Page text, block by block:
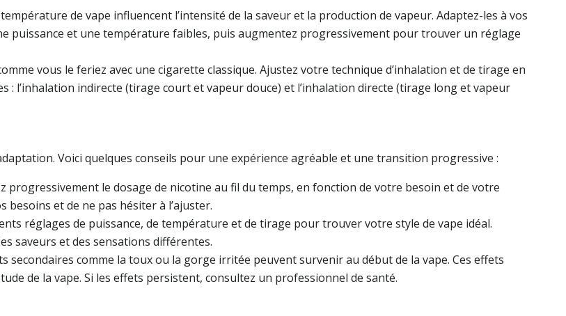
de vape influencent l’intensité de la saveur et la production de vapeur. Adaptez-les à vos
puissance et une température faibles, puis augmentez progressivement pour trouver un réglage
vous le feriez avec une cigarette classique. Ajustez votre technique d’inhalation et de tirage en
: l’inhalation indirecte (tirage court et vapeur douce) et l’inhalation directe (tirage long et vapeur
Voici quelques conseils pour une expérience agréable et une transition progressive :
progressivement le dosage de nicotine au fil du temps, en fonction de votre besoin et de votre
et de ne pas hésiter à l’ajuster.
réglages de puissance, de température et de tirage pour trouver votre style de vape idéal.
saveurs et des sensations différentes.
secondaires comme la toux ou la gorge irritée peuvent survenir au début de la vape. Ces effets
de la vape. Si les effets persistent, consultez un professionnel de santé.